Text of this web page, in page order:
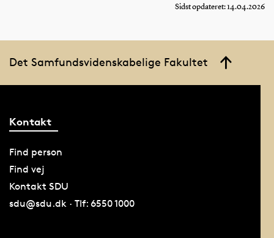
Sidst opdateret: 14.04.2026
Det Samfundsvidenskabelige Fakultet
Kontakt
Find person
Find vej
Kontakt SDU
sdu@sdu.dk · Tlf: 6550 1000